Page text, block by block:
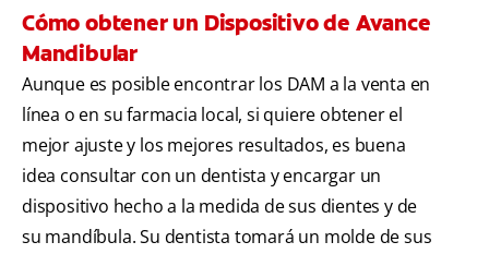
Cómo obtener un Dispositivo de Avance
Mandibular
Aunque es posible encontrar los DAM a la venta en
línea o en su farmacia local, si quiere obtener el
mejor ajuste y los mejores resultados, es buena
idea consultar con un dentista y encargar un
dispositivo hecho a la medida de sus dientes y de
su mandíbula. Su dentista tomará un molde de sus